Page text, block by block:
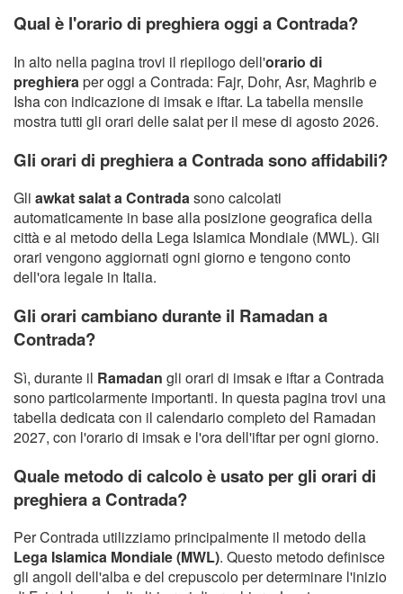
Qual è l'orario di preghiera oggi a Contrada?
In alto nella pagina trovi il riepilogo dell'orario di
preghieraper oggi a Contrada: Fajr, Dohr, Asr, Maghrib e
Isha con indicazione di imsak e iftar. La tabella mensile
mostra tutti gli orari delle salat per il mese di agosto 2026.
Gli orari di preghiera a Contrada sono affidabili?
Gli awkat salat a Contradasono calcolati
automaticamente in base alla posizione geografica della
città e al metodo della Lega Islamica Mondiale (MWL). Gli
orari vengono aggiornati ogni giorno e tengono conto
dell'ora legale in Italia.
Gli orari cambiano durante il Ramadan a
Contrada?
Sì, durante il Ramadan gli orari di imsak e iftar a Contrada
sono particolarmente importanti. In questa pagina trovi una
tabella dedicata con il calendario completo del Ramadan
2027, con l'orario di imsak e l'ora dell'iftar per ogni giorno.
Quale metodo di calcolo è usato per gli orari di
preghiera a Contrada?
Per Contrada utilizziamo principalmente il metodo della
Lega Islamica Mondiale (MWL). Questo metodo definisce
gli angoli dell'alba e del crepuscolo per determinare l'inizio